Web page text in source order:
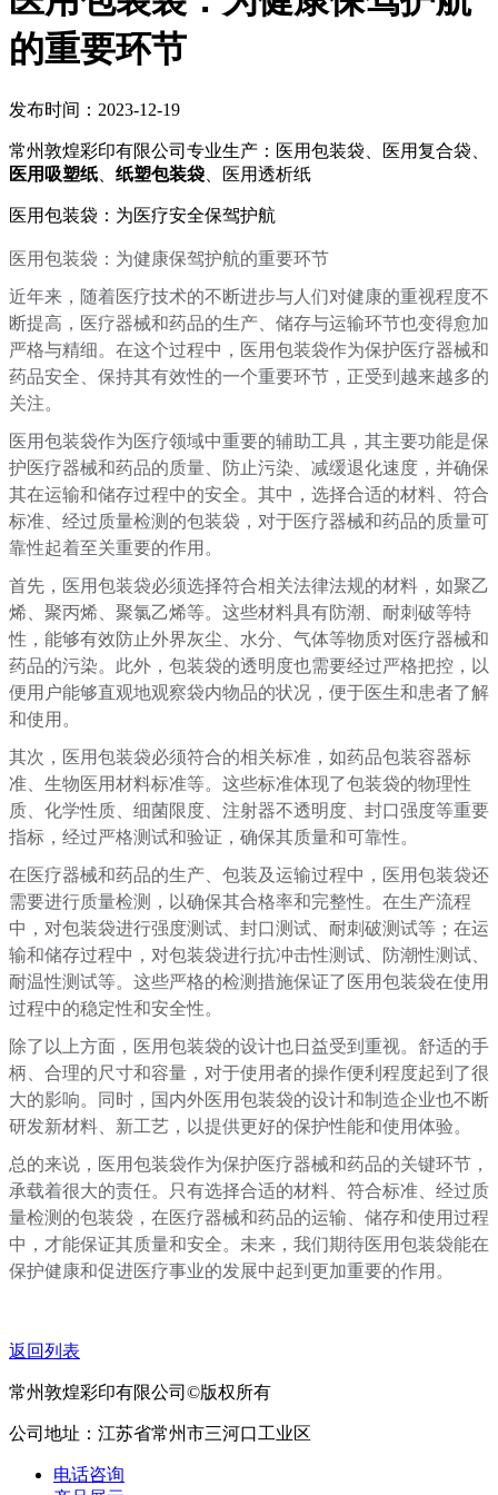
的重要环节
发布时间：2023-12-19
常州敦煌彩印有限公司专业生产：医用包装袋、医用复合袋、
医用吸塑纸
纸塑包装袋 、医用透析纸
医用包装袋：为医疗安全保驾护航
医用包装袋：为健康保驾护航的重要环节
近年来，随着医疗技术的不断进步与人们对健康的重视程度不
断提高，医疗器械和药品的生产、储存与运输环节也变得愈加
严格与精细。在这个过程中，医用包装袋作为保护医疗器械和
药品安全、保持其有效性的一个重要环节，正受到越来越多的
关注。
医用包装袋作为医疗领域中重要的辅助工具，其主要功能是保
护医疗器械和药品的质量、防止污染、减缓退化速度，并确保
其在运输和储存过程中的安全。其中，选择合适的材料、符合
标准、经过质量检测的包装袋，对于医疗器械和药品的质量可
靠性起着至关重要的作用。
首先，医用包装袋必须选择符合相关法律法规的材料，如聚乙
烯、聚丙烯、聚氯乙烯等。这些材料具有防潮、耐刺破等特
性，能够有效防止外界灰尘、水分、气体等物质对医疗器械和
药品的污染。此外，包装袋的透明度也需要经过严格把控，以
便用户能够直观地观察袋内物品的状况，便于医生和患者了解
和使用。
其次，医用包装袋必须符合的相关标准，如药品包装容器标
准、生物医用材料标准等。这些标准体现了包装袋的物理性
质、化学性质、细菌限度、注射器不透明度、封口强度等重要
指标，经过严格测试和验证，确保其质量和可靠性。
在医疗器械和药品的生产、包装及运输过程中，医用包装袋还
需要进行质量检测，以确保其合格率和完整性。在生产流程
中，对包装袋进行强度测试、封口测试、耐刺破测试等；在运
输和储存过程中，对包装袋进行抗冲击性测试、防潮性测试、
耐温性测试等。这些严格的检测措施保证了医用包装袋在使用
过程中的稳定性和安全性。
除了以上方面，医用包装袋的设计也日益受到重视。舒适的手
柄、合理的尺寸和容量，对于使用者的操作便利程度起到了很
大的影响。同时，国内外医用包装袋的设计和制造企业也不断
研发新材料、新工艺，以提供更好的保护性能和使用体验。
总的来说，医用包装袋作为保护医疗器械和药品的关键环节，
承载着很大的责任。只有选择合适的材料、符合标准、经过质
量检测的包装袋，在医疗器械和药品的运输、储存和使用过程
中，才能保证其质量和安全。未来，我们期待医用包装袋能在
保护健康和促进医疗事业的发展中起到更加重要的作用。
返回列表
常州敦煌彩印有限公司©版权所有
公司地址：江苏省常州市三河口工业区
电话咨询